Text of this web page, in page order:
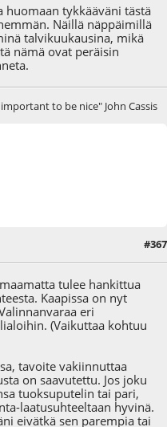
huomaan tykkääväni tästä
Näillä näppäimillä
talvikuukausina, mikä
nämä ovat peräisin
to be nice" John Cassis
- klo:21:06 käyttäjältä salaryman#367
tulee hankittua
Kaapissa on nyt
eri
(Vaikuttaa kohtuu
tavoite vakiinnuttaa
on saavutettu. Jos joku
tuoksuputelin tai pari,
laatusuhteeltaan hyvinä.
eivätkä sen parempia tai